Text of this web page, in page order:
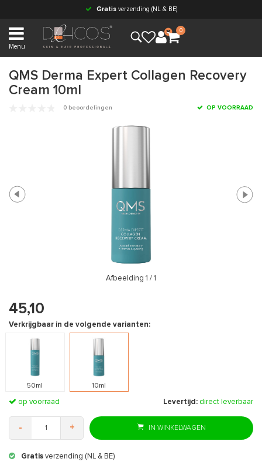
Gratisverzending (NL & BE)
Menu
0
QMS Derma Expert Collagen Recovery
Cream 10ml
0 beoordelingen OP VOORRAAD
Afbeelding 1 / 1
45,10
Verkrijgbaar in de volgende varianten:
50ml 10ml
op voorraad Levertijd: direct leverbaar
- + IN WINKELWAGEN
Gratis verzending (NL & BE)